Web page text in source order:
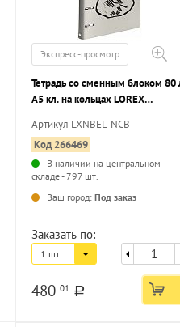
Экспресс-просмотр
Тетрадь со сменным блоком 80
А5 кл. на кольцах LOREX
усиленная упаковка
Артикул LXNBEL-NCB
Код 266469
В наличии на центральном
складе - 797 шт.
Ваш город: Под заказ
Заказать по:
1 шт.
480 01 a